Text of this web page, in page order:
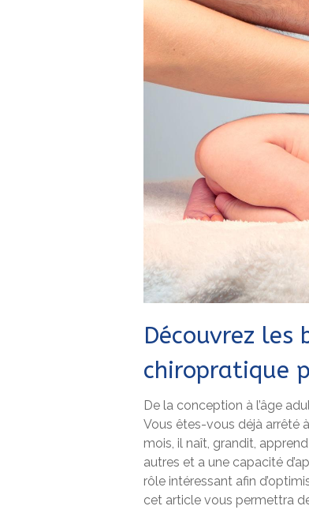
Découvrez les
chiropratique
De la conception à l’âge
Vous êtes-vous déjà arrêté
mois, il naît, grandit,
autres et a une capacité
rôle intéressant afin
cet article vous permettra